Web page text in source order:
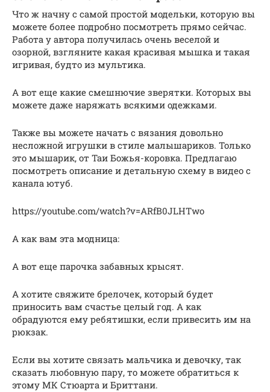
Что ж начну с самой простой модельки, которую вы
можете более подробно посмотреть прямо сейчас.
Работа у автора получилась очень веселой и
озорной, взгляните какая красивая мышка и такая
игривая, будто из мультика.
А вот еще какие смешнючие зверятки. Которых вы
можете даже наряжать всякими одежками.
Также вы можете начать с вязания довольно
несложной игрушки в стиле малышариков. Только
это мышарик, от Таи Божья-коровка. Предлагаю
посмотреть описание и детальную схему в видео с
канала ютуб.
https://youtube.com/watch?v=ARfB0JLHTwo
А как вам эта модница:
А вот еще парочка забавных крысят.
А хотите свяжите брелочек, который будет
приносить вам счастье целый год. А как
обрадуются ему ребятишки, если привесить им на
рюкзак.
Если вы хотите связать мальчика и девочку, так
сказать любовную пару, то можете обратиться к
этому МК Стюарта и Бриттани.